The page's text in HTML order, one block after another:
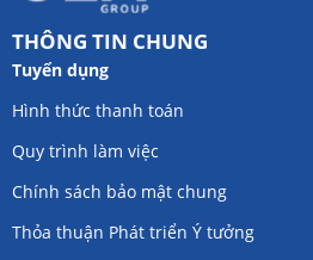
THÔNG TIN CHUNG
Tuyển dụng
Hình thức thanh toán
Quy trình làm việc
Chính sách bảo mật chung
Thỏa thuận Phát triển Ý tưởng